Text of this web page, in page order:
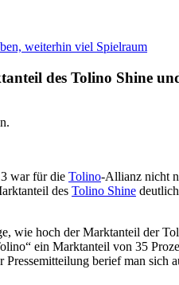
weiterhin viel Spielraum
des Tolino Shine
war für die Tolino-Allianz nicht
des Tolino Shine
wie hoch der Marktanteil der
ein Marktanteil von 35
Pressemitteilung berief man